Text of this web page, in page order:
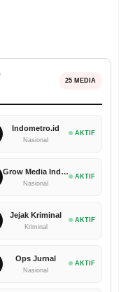
25 MEDIA
Indometro.id
Nasional
AKTIF
Grow Media Indonesia
Nasional
AKTIF
Jejak Kriminal
Kriminal
AKTIF
Ops Jurnal
Nasional
AKTIF